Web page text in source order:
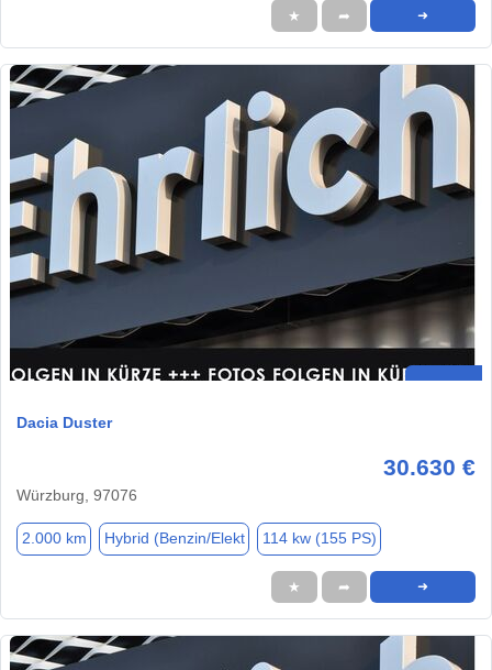
★ ➦ ➜
Dacia Duster
30.630 €
Würzburg, 97076
2.000 km Hybrid (Benzin/Elekt 114 kw (155 PS)
★ ➦ ➜